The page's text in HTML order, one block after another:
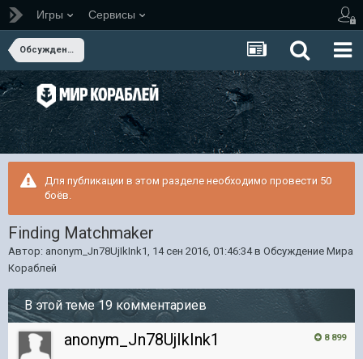
Игры Сервисы
Обсуждение Мира Кораблей
Для публикации в этом разделе необходимо провести 50
боёв.
Finding Matchmaker
Автор: anonym_Jn78UjIkInk1, 14 сен 2016, 01:46:34в Обсуждение Мира
Кораблей
В этой теме 19 комментариев
8 899
anonym_Jn78UjIkInk1